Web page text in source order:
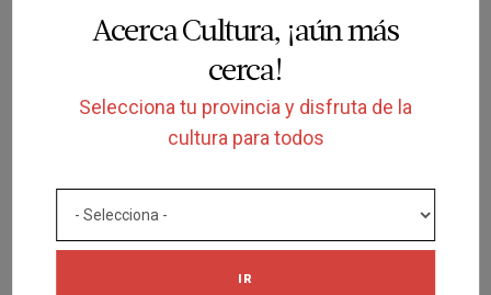
Acerca Cultura, ¡aún más
cerca!
Selecciona tu provincia y disfruta de la
cultura para todos
IR